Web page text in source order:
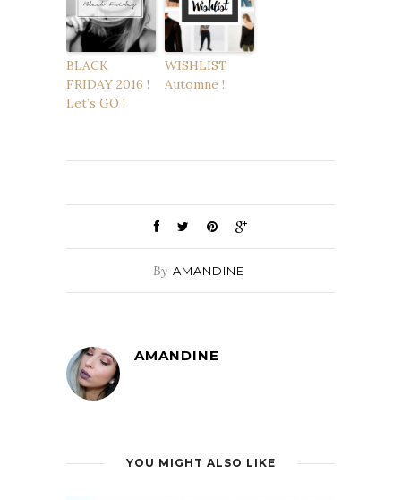
BLACK
FRIDAY 2016 !
Let’s GO !
WISHLIST
Automne !
By AMANDINE
AMANDINE
YOU MIGHT ALSO LIKE